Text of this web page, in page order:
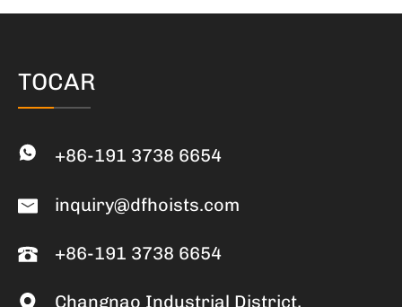
TOCAR
+86-191 3738 6654
inquiry@dfhoists.com
+86-191 3738 6654
Changnao Industrial District,